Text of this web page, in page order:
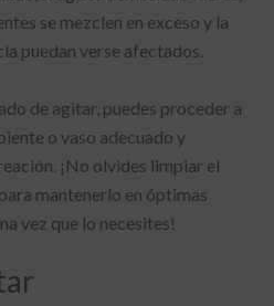
se mezclen en exceso y la
puedan verse afectados.
de agitar, puedes proceder a
o vaso adecuado y
¡No olvides limpiar el
mantenerlo en óptimas
vez que lo necesites!